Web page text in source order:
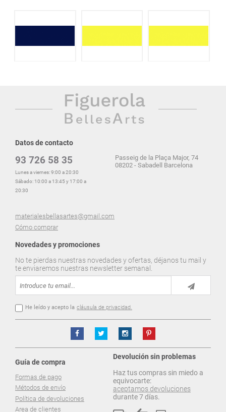
Datos de contacto
93 726 58 35
Lunes a viernes: 9:00 a 20:30
Sábado: 10:00 a 13:45 y 17:00 a
20:30
materialesbellasartes@gmail.com
Cómo comprar
Passeig de la Plaça Major, 74
08202 - Sabadell Barcelona
Novedades y promociones
No te pierdas nuestras novedades y ofertas, déjanos tu mail y
te enviaremos nuestras newsletter semanal.
He leído y acepto la cláusula de privacidad.
Guía de compra
Formas de pago
Métodos de envío
Política de devoluciones
Area de clientes
Devolución sin problemas
Haz tus compras sin miedo a
equivocarte:
aceptamos devoluciones
durante 7 días.